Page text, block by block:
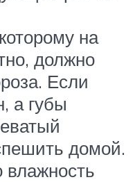
на
должно
Если
а губы
домой.